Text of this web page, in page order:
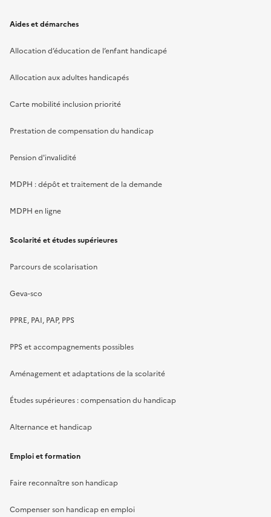
Aides et démarches
Allocation d’éducation de l’enfant handicapé
Allocation aux adultes handicapés
Carte mobilité inclusion priorité
Prestation de compensation du handicap
Pension d'invalidité
MDPH : dépôt et traitement de la demande
MDPH en ligne
Scolarité et études supérieures
Parcours de scolarisation
Geva-sco
PPRE, PAI, PAP, PPS
PPS et accompagnements possibles
Aménagement et adaptations de la scolarité
Études supérieures : compensation du handicap
Alternance et handicap
Emploi et formation
Faire reconnaître son handicap
Compenser son handicap en emploi